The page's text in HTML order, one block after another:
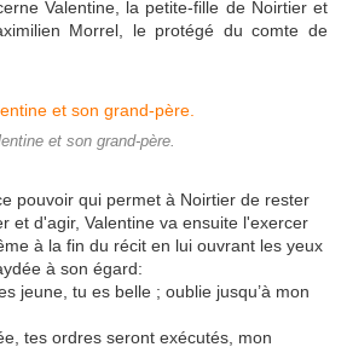
Valentine, la petite-fille de Noirtier et
Morrel, le protégé du comte de
et son grand-père.
pouvoir qui permet à Noirtier de rester
et d'agir, Valentine va ensuite l'exercer
à la fin du récit en lui ouvrant les yeux
à son égard:
jeune, tu es belle ; oublie jusqu’à mon
tes ordres seront exécutés, mon